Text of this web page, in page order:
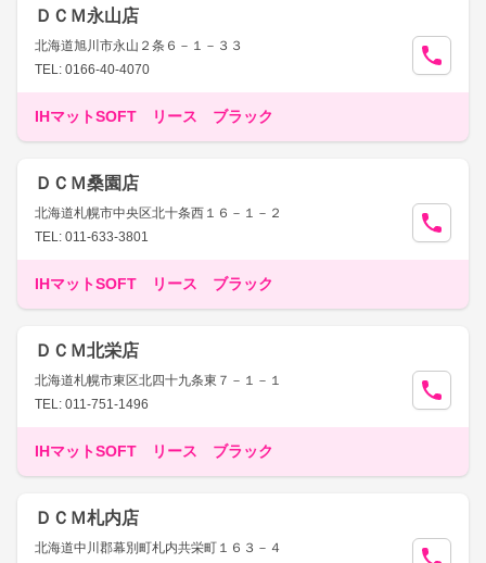
ＤＣＭ永山店
北海道旭川市永山２条６－１－３３
TEL: 0166-40-4070
IHマットSOFT リース ブラック
ＤＣＭ桑園店
北海道札幌市中央区北十条西１６－１－２
TEL: 011-633-3801
IHマットSOFT リース ブラック
ＤＣＭ北栄店
北海道札幌市東区北四十九条東７－１－１
TEL: 011-751-1496
IHマットSOFT リース ブラック
ＤＣＭ札内店
北海道中川郡幕別町札内共栄町１６３－４